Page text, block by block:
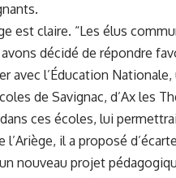
est claire. “Les élus
décidé de répondre
avec l’Éducation
de Savignac, d’Ax les
ces écoles, lui
l’Ariège, il a proposé
nouveau projet